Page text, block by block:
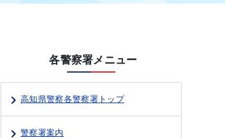
各警察署メニュー
高知県警察各警察署トップ
警察署案内